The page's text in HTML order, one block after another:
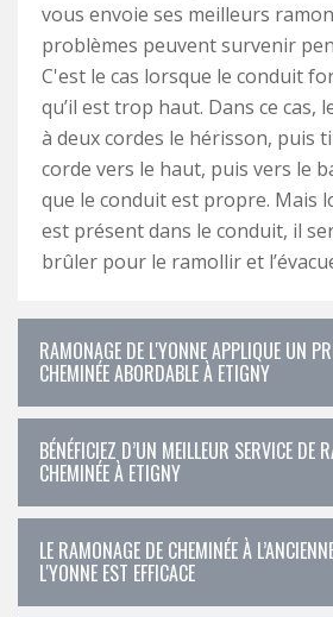
vous envoie ses meilleurs
problèmes peuvent survenir
C'est le cas lorsque le conduit
qu’il est trop haut. Dans ce cas,
à deux cordes le hérisson, puis
corde vers le haut, puis vers le
que le conduit est propre. Mais
est présent dans le conduit, il
brûler pour le ramollir et
RAMONAGE DE L'YONNE APPLIQUE UN
CHEMINÉE ABORDABLE À ETIGNY
BÉNÉFICIEZ D’UN MEILLEUR SERVICE DE
CHEMINÉE À ETIGNY
LE RAMONAGE DE CHEMINÉE À
L'YONNE EST EFFICACE